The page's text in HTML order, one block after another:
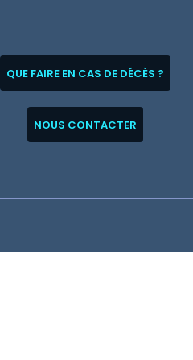
QUE FAIRE EN CAS DE DÉCÈS ?
NOUS CONTACTER